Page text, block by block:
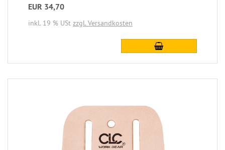
EUR 34,70
inkl. 19 % USt zzgl. Versandkosten